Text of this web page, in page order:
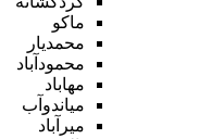
ماکو
محمدیار
محمودآباد
مهاباد
میاندوآب
میرآباد